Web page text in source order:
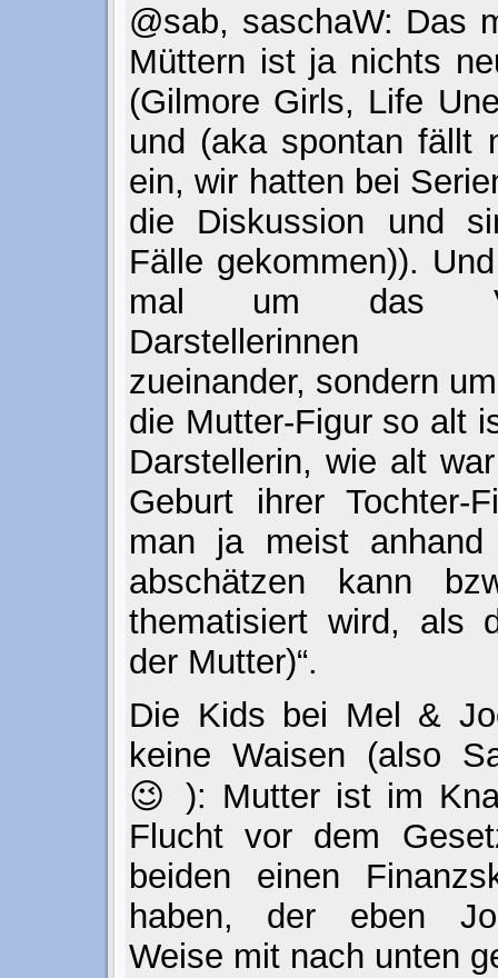
@sab, saschaW: Das
Müttern ist ja nichts
(Gilmore Girls, Life
und (aka spontan fällt
ein, wir hatten bei
die Diskussion und
Fälle gekommen)).
mal um das
Darstellerinnen
zueinander, sondern
die Mutter-Figur so alt
Darstellerin, wie alt
Geburt ihrer Tochter-
man ja meist anhand
abschätzen kann
thematisiert wird, als
der Mutter)“.
Die Kids bei Mel &
keine Waisen (also
😉 ): Mutter ist im
Flucht vor dem
beiden einen
haben, der eben
Weise mit nach unten